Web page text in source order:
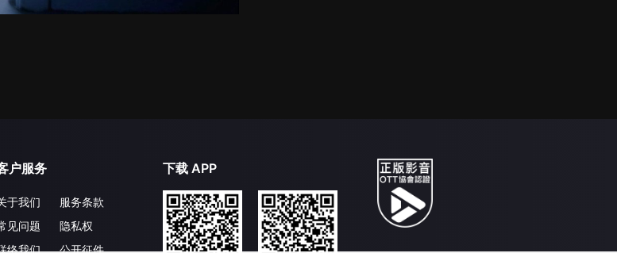
户服务
于我们
见问题
络我们
服务条款
隐私权
公开征件
下载 APP